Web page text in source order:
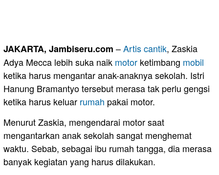
JAKARTA, Jambiseru.com –Artiscantik, Zaskia
Adya Mecca lebih suka naik motor ketimbang mobil
ketika harus mengantar anak-anaknya sekolah. Istri
Hanung Bramantyo tersebut merasa tak perlu gengsi
ketika harus keluar rumah pakai motor.
Menurut Zaskia, mengendarai motor saat
mengantarkan anak sekolah sangat menghemat
waktu. Sebab, sebagai ibu rumah tangga, dia merasa
banyak kegiatan yang harus dilakukan.